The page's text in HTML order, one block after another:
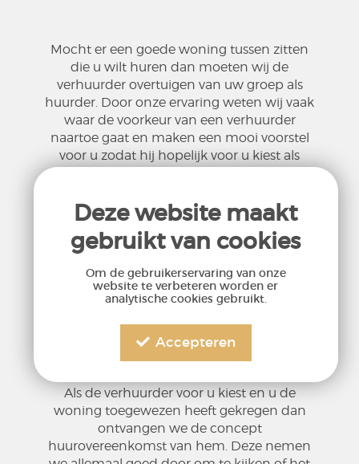
Mocht er een goede woning tussen zitten
die u wilt huren dan moeten wij de
verhuurder overtuigen van uw groep als
huurder. Door onze ervaring weten wij vaak
waar de voorkeur van een verhuurder
naartoe gaat en maken een mooi voorstel
voor u zodat hij hopelijk voor u kiest als
5. Overeenkomst en check-in
Als de verhuurder voor u kiest en u de
woning toegewezen heeft gekregen dan
ontvangen we de concept
huurovereenkomst van hem. Deze nemen
Deze website maakt
gebruikt van cookies
Om de gebruikerservaring van onze
website te verbeteren worden er
analytische cookies gebruikt.
Accepteren